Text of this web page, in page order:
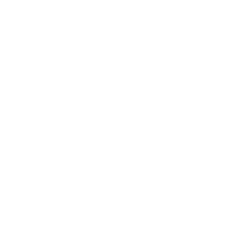
文
ダウンロード